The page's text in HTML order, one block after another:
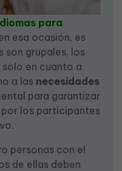
para
esa ocasión, es
son grupales, los
en cuanto a
a las necesidades
para garantizar
los participantes
personas con el
de ellas deben